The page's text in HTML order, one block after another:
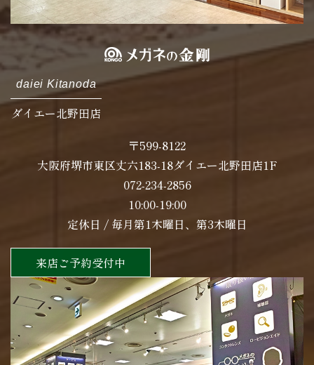
daiei Kitanoda
ダイエー北野田店
〒599-8122
大阪府堺市東区丈六183-18ダイエー北野田店1F
072-234-2856
10:00-19:00
定休日 / 毎月第1木曜日、第3木曜日
来店ご予約受付中